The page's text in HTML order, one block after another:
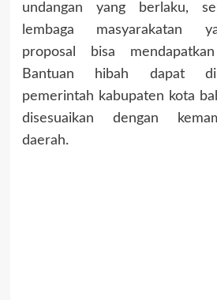
undangan yang berlaku,
lembaga masyarakatan
proposal bisa
Bantuan hibah dapat
pemerintah kabupaten kota
disesuaikan dengan
daerah.